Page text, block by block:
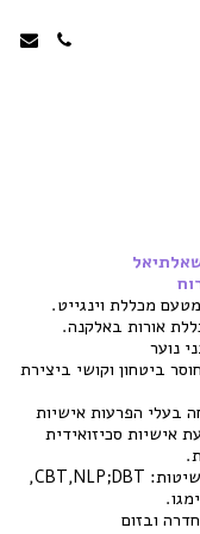
מכללת וינגייט.
אורות באלקנה.
נוער
ובזום